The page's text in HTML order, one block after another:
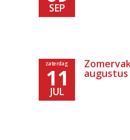
SEP
zaterdag
11
JUL
augustus